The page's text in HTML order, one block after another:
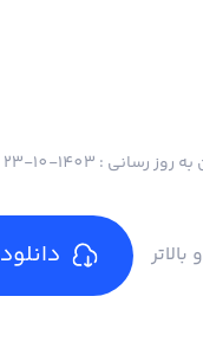
به روز رسانی : 1403-10-23
دانلود